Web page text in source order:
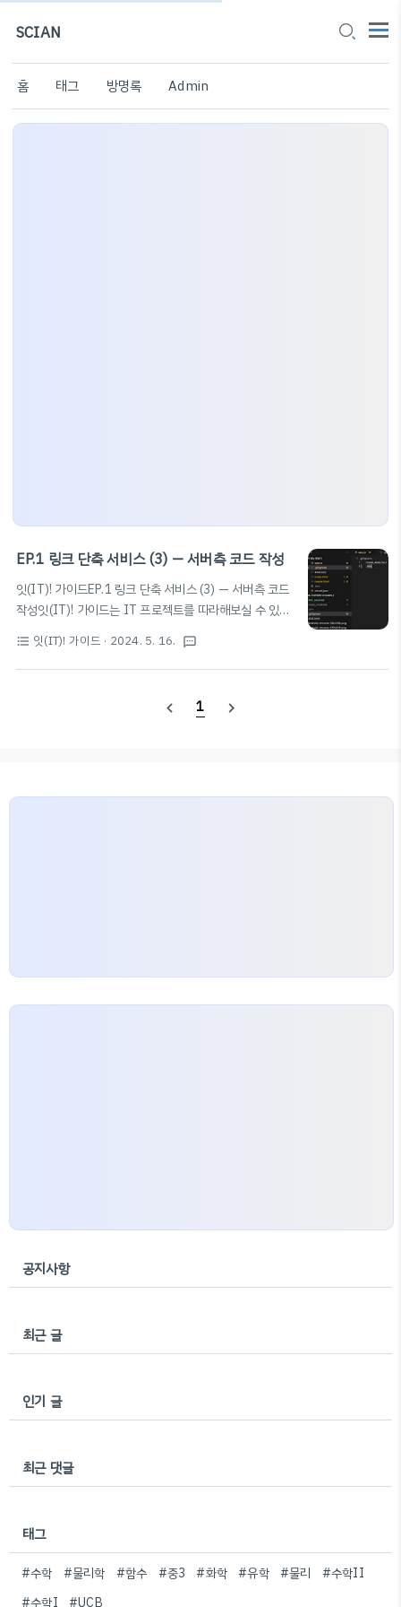
SCIAN
홈 태그 방명록 Admin
EP.1 링크 단축 서비스 (3) — 서버측 코드 작성
잇(IT)! 가이드EP.1 링크 단축 서비스 (3) — 서버측 코드
작성잇(IT)! 가이드는 IT 프로젝트를 따라해보실 수 있도
록 하는 가이드입니다. 여러 프로젝트를 단계별로 설명드
리며, 누구나 쉽게 따라할 수 있도록 설명해 드립니
다. 본 포스팅은 이전 게시물과 이어지는 내용입니다. 아
다.2024.05.16 - [잇(IT)! 가이드] - EP.1 링크 단축 서비
결 및 데이터베이스 구축잇(IT)! 가이드는 IT 프로젝트를
format_list_bulleted 잇(IT)! 가이드 · 2024. 5. 16. textsms
navigate_before 1 navigate_next
공지사항
최근 글
인기 글
최근 댓글
태그
#수학 #물리학 #함수 #중3 #화학 #유학 #물리
#수학II
#수학I
#UCB